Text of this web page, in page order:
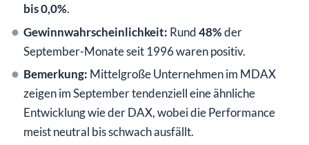
bis 0,0%.
Gewinnwahrscheinlichkeit: Rund48%der
September-Monate seit 1996 waren positiv.
Bemerkung: Mittelgroße Unternehmen im MDAX
zeigen im September tendenziell eine ähnliche
Entwicklung wie der DAX, wobei die Performance
meist neutral bis schwach ausfällt.